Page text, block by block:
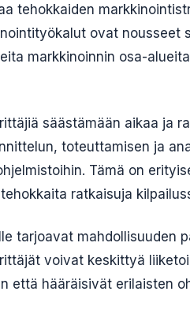
tehokkaiden
ovat nousseet
markkinoinnin osa-
säästämään aikaa ja
toteuttamisen ja
Tämä on
ratkaisuja
tarjoavat mahdollisuuden
voivat keskittyä
että hääräisivät erilaisten